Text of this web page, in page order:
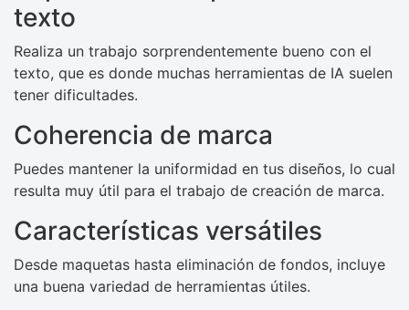
texto
Realiza un trabajo sorprendentemente bueno con el
texto, que es donde muchas herramientas de IA suelen
tener dificultades.
Coherencia de marca
Puedes mantener la uniformidad en tus diseños, lo cual
resulta muy útil para el trabajo de creación de marca.
Características versátiles
Desde maquetas hasta eliminación de fondos, incluye
una buena variedad de herramientas útiles.